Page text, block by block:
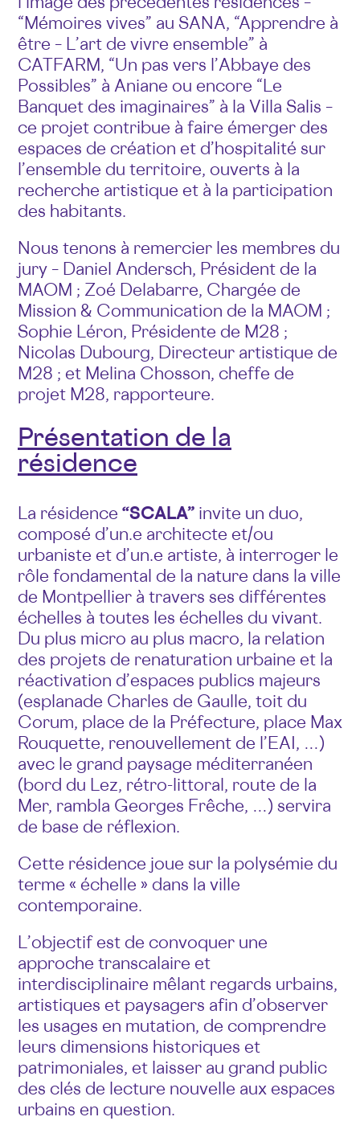
“Mémoires vives” au SANA, “Apprendre à
être – L’art de vivre ensemble” à
CATFARM, “Un pas vers l’Abbaye des
Possibles” à Aniane ou encore “Le
Banquet des imaginaires” à la Villa Salis –
ce projet contribue à faire émerger des
espaces de création et d’hospitalité sur
l’ensemble du territoire, ouverts à la
recherche artistique et à la participation
des habitants.
Nous tenons à remercier les membres du
jury – Daniel Andersch, Président de la
MAOM ; Zoé Delabarre, Chargée de
Mission & Communication de la MAOM ;
Sophie Léron, Présidente de M28 ;
Nicolas Dubourg, Directeur artistique de
M28 ; et Melina Chosson, cheffe de
projet M28, rapporteure.
Présentation de la
résidence
La résidence “SCALA” invite un duo,
composé d’un.e architecte et/ou
urbaniste et d’un.e artiste, à interroger le
rôle fondamental de la nature dans la ville
de Montpellier à travers ses différentes
échelles à toutes les échelles du vivant.
Du plus micro au plus macro, la relation
des projets de renaturation urbaine et la
réactivation d’espaces publics majeurs
(esplanade Charles de Gaulle, toit du
Corum, place de la Préfecture, place Max
Rouquette, renouvellement de l’EAI, …)
avec le grand paysage méditerranéen
(bord du Lez, rétro-littoral, route de la
Mer, rambla Georges Frêche, …) servira
de base de réflexion.
Cette résidence joue sur la polysémie du
terme « échelle » dans la ville
contemporaine.
L’objectif est de convoquer une
approche transcalaire et
interdisciplinaire mêlant regards urbains,
artistiques et paysagers afin d’observer
les usages en mutation, de comprendre
leurs dimensions historiques et
patrimoniales, et laisser au grand public
des clés de lecture nouvelle aux espaces
urbains en question.